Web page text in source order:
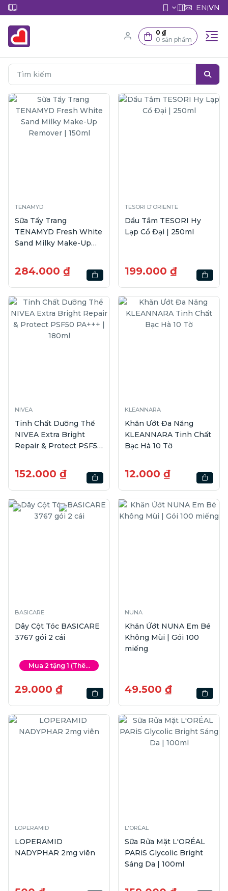
EN|VN
0 ₫
0 sản phẩm
TENAMYD
Sữa Tẩy Trang
TENAMYD Fresh White
Sand Milky Make-Up
284.000 ₫
TESORI D'ORIENTE
Dầu Tắm TESORI Hy
Lạp Cổ Đại | 250ml
199.000 ₫
NIVEA
Tinh Chất Dưỡng Thể
NIVEA Extra Bright
Repair & Protect PSF50
152.000 ₫
KLEANNARA
Khăn Ướt Đa Năng
KLEANNARA Tinh Chất
Bạc Hà 10 Tờ
12.000 ₫
BASICARE
Dây Cột Tóc BASICARE
3767 gói 2 cái
Mua 2 tặng 1 (Thê...
29.000 ₫
NUNA
Khăn Ứớt NUNA Em Bé
Không Mùi | Gói 100
miếng
49.500 ₫
LOPERAMID
LOPERAMID
NADYPHAR 2mg viên
L'ORÉAL
Sữa Rửa Mặt L'ORÉAL
PARiS Glycolic Bright
Sáng Da | 100ml